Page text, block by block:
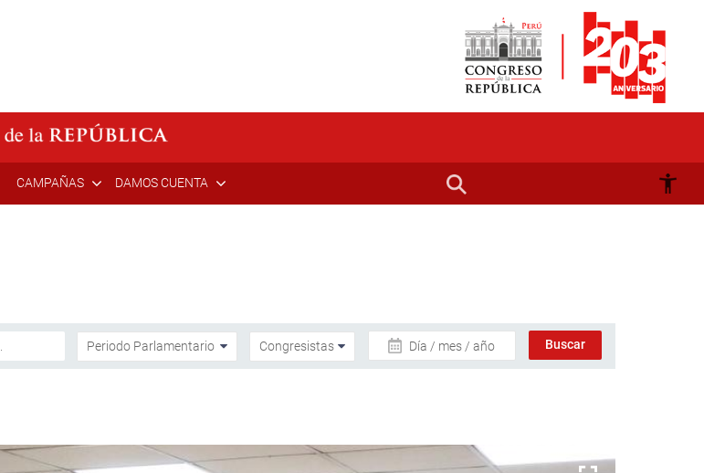
CAMPAÑAS DAMOS CUENTA
Día / mes / año